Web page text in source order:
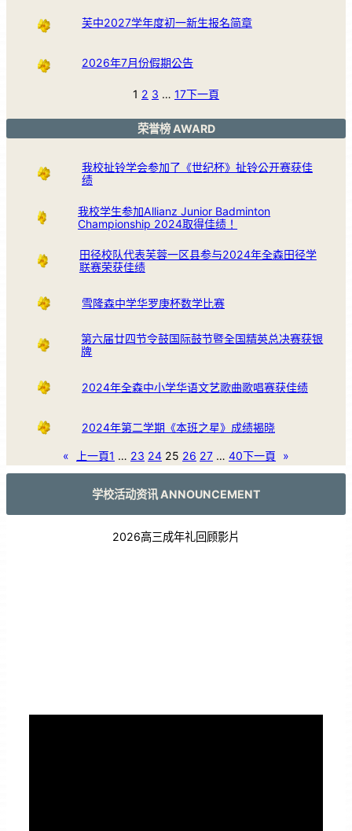
芙中2027学年度初一新生报名简章
2026年7月份假期公告
1 2 3 … 17下一頁
荣誉榜 AWARD
我校扯铃学会参加了《世纪杯》扯铃公开赛获佳
绩
我校学生参加Allianz Junior Badminton
Championship 2024取得佳绩！
田径校队代表芙蓉一区县参与2024年全森田径学
联赛荣获佳绩
雪隆森中学华罗庚杯数学比赛
第六届廿四节令鼓国际鼓节暨全国精英总决赛获银
牌
2024年全森中小学华语文艺歌曲歌唱赛获佳绩
2024年第二学期《本班之星》成绩揭晓
« 上一頁1 … 23 24 25 26 27 … 40下一頁 »
学校活动资讯 ANNOUNCEMENT
2026高三成年礼回顾影片